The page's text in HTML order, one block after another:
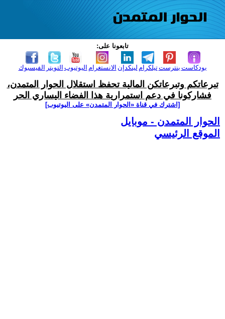
تابعونا على:
الفيسبوك التويتر اليوتيوب الانستغرام لينكدإن تيلكرامبنترست بودكاست
تبرعاتكم وتبرعاتكن المالية تحفظ استقلال الحوار المتمدن،
فشاركونا في دعم استمرارية هذا الفضاء اليساري الحر
[اشترك في قناة ‫«الحوار المتمدن» على اليوتيوب]
الحوار المتمدن - موبايل
الموقع الرئيسي